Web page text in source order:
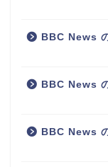
BBC News
BBC News
BBC News